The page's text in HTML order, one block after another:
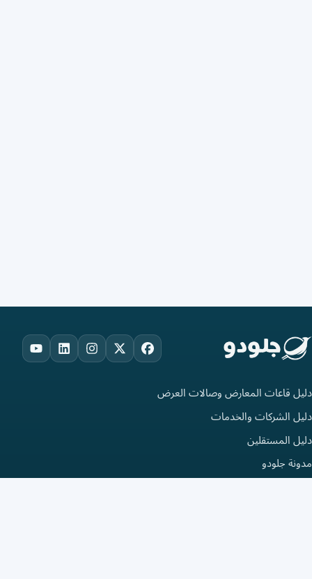
Facebook
X
Instagram
LinkedIn
دليل قاعات المعارض وصالات العرض
دليل الشركات والخدمات
دليل المستقلين
مدونة جلودو